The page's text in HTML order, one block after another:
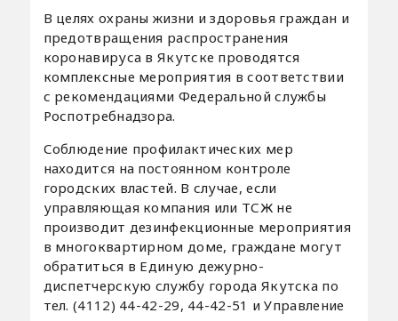
В целях охраны жизни и здоровья граждан и
предотвращения распространения
коронавируса в Якутске проводятся
комплексные мероприятия в соответствии
с рекомендациями Федеральной службы
Роспотребнадзора.
Соблюдение профилактических мер
находится на постоянном контроле
городских властей. В случае, если
управляющая компания или ТСЖ не
производит дезинфекционные мероприятия
в многоквартирном доме, граждане могут
обратиться в Единую дежурно-
диспетчерскую службу города Якутска по
тел. (4112) 44-42-29, 44-42-51 и Управление